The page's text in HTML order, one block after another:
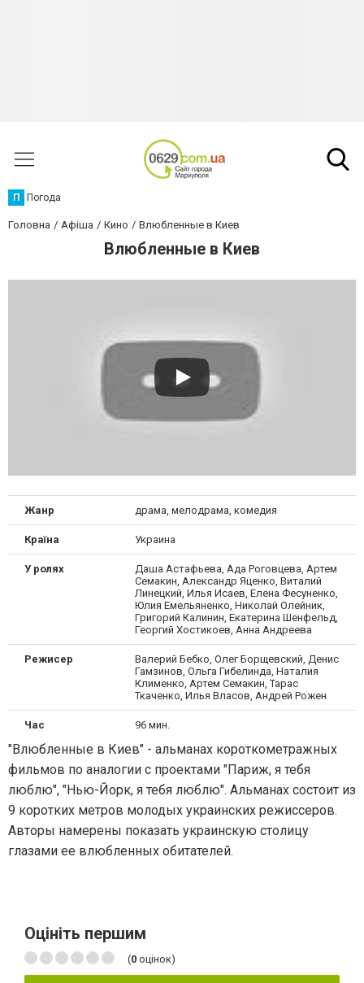
П Погода
Головна Афіша Кино Влюбленные в Киев
Влюбленные в Киев
Жанр драма, мелодрама, комедия
Країна Украина
У ролях
Даша Астафьева, Ада Роговцева, Артем
Семакин, Александр Яценко, Виталий
Линецкий, Илья Исаев, Елена Фесуненко,
Юлия Емельяненко, Николай Олейник,
Григорий Калинин, Екатерина Шенфельд,
Георгий Хостикоев, Анна Андреева
Режисер
Валерий Бебко, Олег Борщевский, Денис
Гамзинов, Ольга Гибелинда, Наталия
Клименко, Артем Семакин, Тарас
Ткаченко, Илья Власов, Андрей Рожен
Час 96 мин.
"Влюбленные в Киев" - альманах короткометражных
фильмов по аналогии с проектами "Париж, я тебя
люблю", "Нью-Йорк, я тебя люблю". Альманах состоит из
9 коротких метров молодых украинских режиссеров.
Авторы намерены показать украинскую столицу
глазами ее влюбленных обитателей.
Оцініть першим
(0 оцінок)